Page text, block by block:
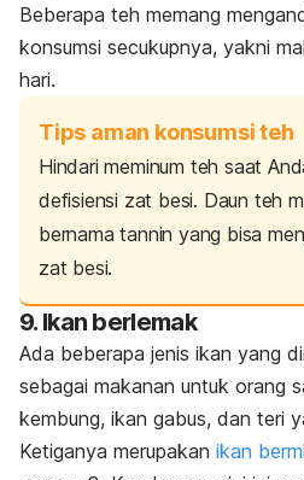
Beberapa teh memang
konsumsi secukupnya, yakni
hari.
Tips aman konsumsi teh
Hindari meminum teh saat
defisiensi zat besi. Daun teh
bernamatannin yang bisa
zat besi.
9. Ikan berlemak
Ada beberapa jenis ikan yang
sebagai makanan untuk orang
kembung, ikan gabus, dan teri
Ketiganya merupakan ikan